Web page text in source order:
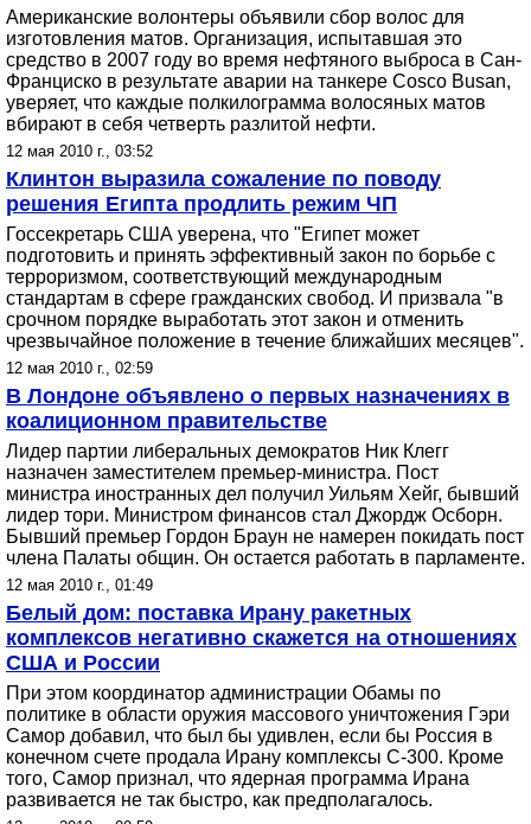
Американские волонтеры объявили сбор волос для
изготовления матов. Организация, испытавшая это
средство в 2007 году во время нефтяного выброса в Сан-
Франциско в результате аварии на танкере Cosco Busan,
уверяет, что каждые полкилограмма волосяных матов
вбирают в себя четверть разлитой нефти.
12 мая 2010 г., 03:52
Клинтон выразила сожаление по поводу
решения Египта продлить режим ЧП
Госсекретарь США уверена, что "Египет может
подготовить и принять эффективный закон по борьбе с
терроризмом, соответствующий международным
стандартам в сфере гражданских свобод. И призвала "в
срочном порядке выработать этот закон и отменить
чрезвычайное положение в течение ближайших месяцев".
12 мая 2010 г., 02:59
В Лондоне объявлено о первых назначениях в
коалиционном правительстве
Лидер партии либеральных демократов Ник Клегг
назначен заместителем премьер-министра. Пост
министра иностранных дел получил Уильям Хейг, бывший
лидер тори. Министром финансов стал Джордж Осборн.
Бывший премьер Гордон Браун не намерен покидать пост
члена Палаты общин. Он остается работать в парламенте.
12 мая 2010 г., 01:49
Белый дом: поставка Ирану ракетных
комплексов негативно скажется на отношениях
США и России
При этом координатор администрации Обамы по
политике в области оружия массового уничтожения Гэри
Самор добавил, что был бы удивлен, если бы Россия в
конечном счете продала Ирану комплексы С-300. Кроме
того, Самор признал, что ядерная программа Ирана
развивается не так быстро, как предполагалось.